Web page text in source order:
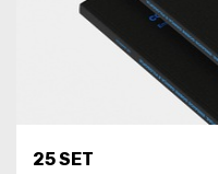
25 SET